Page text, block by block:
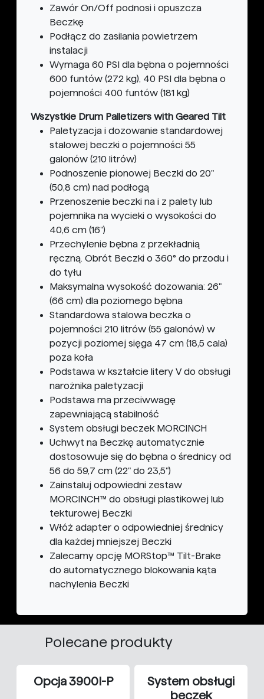
Zawór On/Off podnosi i opuszcza
Beczkę
Podłącz do zasilania powietrzem
instalacji
Wymaga 60 PSI dla bębna o pojemności
600 funtów (272 kg), 40 PSI dla bębna o
pojemności 400 funtów (181 kg)
Wszystkie Drum Palletizers with Geared Tilt
Paletyzacja i dozowanie standardowej
stalowej beczki o pojemności 55
galonów (210 litrów)
Podnoszenie pionowej Beczki do 20"
(50,8 cm) nad podłogą
Przenoszenie beczki na i z palety lub
pojemnika na wycieki o wysokości do
40,6 cm (16")
Przechylenie bębna z przekładnią
ręczną. Obrót Beczki o 360° do przodu i
do tyłu
Maksymalna wysokość dozowania: 26"
(66 cm) dla poziomego bębna
Standardowa stalowa beczka o
pojemności 210 litrów (55 galonów) w
pozycji poziomej sięga 47 cm (18,5 cala)
poza koła
Podstawa w kształcie litery V do obsługi
narożnika paletyzacji
Podstawa ma przeciwwagę
zapewniającą stabilność
System obsługi beczek MORCINCH
Uchwyt na Beczkę automatycznie
dostosowuje się do bębna o średnicy od
56 do 59,7 cm (22" do 23,5")
Zainstaluj odpowiedni zestaw
MORCINCH™ do obsługi plastikowej lub
tekturowej Beczki
Włóż adapter o odpowiedniej średnicy
dla każdej mniejszej Beczki
Zalecamy opcję MORStop™ Tilt-Brake
do automatycznego blokowania kąta
nachylenia Beczki
Polecane produkty
Opcja 3900I-P
System obsługi
beczek